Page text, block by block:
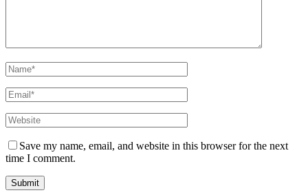
Save my name, email, and website in this browser for the next
time I comment.